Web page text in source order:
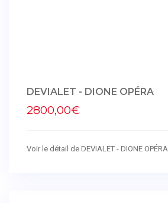
DEVIALET - DIONE OPÉRA
2800,00€
Voir le détail de DEVIALET - DIONE OPÉRA